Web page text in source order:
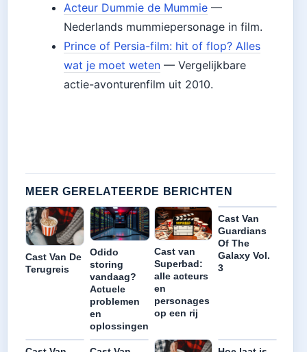
Acteur Dummie de Mummie —
Nederlands mummiepersonage in film.
Prince of Persia-film: hit of flop? Alles
wat je moet weten — Vergelijkbare
actie-avonturenfilm uit 2010.
MEER GERELATEERDE BERICHTEN
Cast Van De
Terugreis
Odido
storing
vandaag?
Actuele
problemen
en
oplossingen
Cast van
Superbad:
alle acteurs
en
personages
op een rij
Cast Van
Guardians
Of The
Galaxy Vol.
3